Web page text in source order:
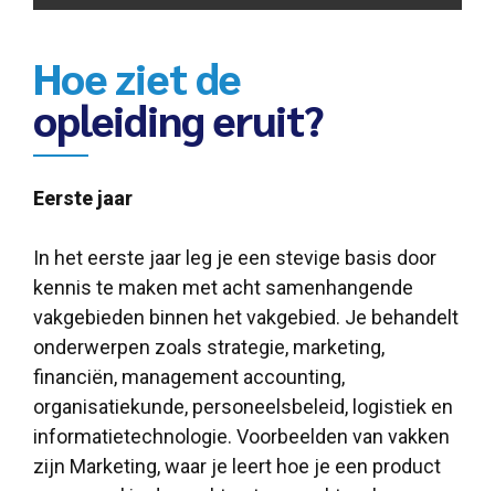
Hoe ziet de
opleiding eruit?
Eerste jaar
In het eerste jaar leg je een stevige basis door
kennis te maken met acht samenhangende
vakgebieden binnen het vakgebied. Je behandelt
onderwerpen zoals strategie, marketing,
financiën, management accounting,
organisatiekunde, personeelsbeleid, logistiek en
informatietechnologie. Voorbeelden van vakken
zijn Marketing, waar je leert hoe je een product